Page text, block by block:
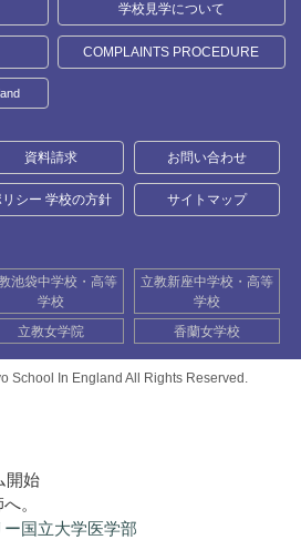
学校見学について
COMPLAINTS PROCEDURE
資料請求 お問い合わせ
リシー 学校の方針 サイトマップ
池袋中学校・高等
学校
立教新座中学校・高等
学校
立教女学院 香蘭女学校
School In England All Rights Reserved.
開始
。
国立大学医学部